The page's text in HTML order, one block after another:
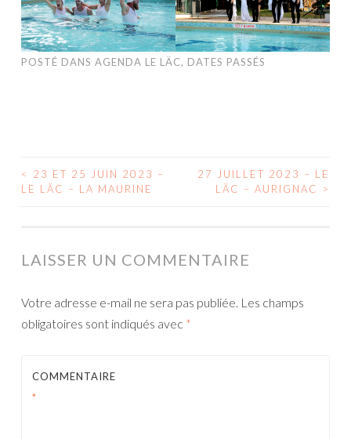
POSTÉ DANS AGENDA LE LÄC, DATES PASSÉS
NAVIGATION
ARTICLES
<
23 ET 25 JUIN 2023 –
LE LÄC – LA MAURINE
27 JUILLET 2023 – LE
LÄC – AURIGNAC
>
LAISSER UN COMMENTAIRE
Votre adresse e-mail ne sera pas publiée. Les champs
obligatoires sont indiqués avec *
COMMENTAIRE
*